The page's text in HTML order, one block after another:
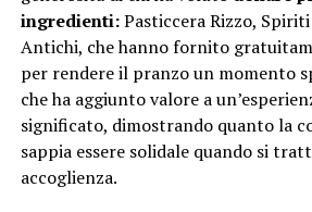
ingredienti:Pasticcera Rizzo,
Antichi, che hanno fornito
per rendere il pranzo un momento
che ha aggiunto valore a
significato, dimostrando quanto la
sappia essere solidale quando si
accoglienza.